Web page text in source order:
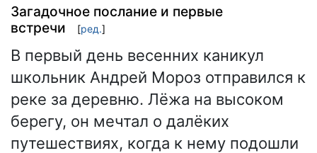
Загадочное послание и первые
встречи
[ред.]
В первый день весенних каникул
школьник Андрей Мороз отправился к
реке за деревню. Лёжа на высоком
берегу, он мечтал о далёких
путешествиях, когда к нему подошли